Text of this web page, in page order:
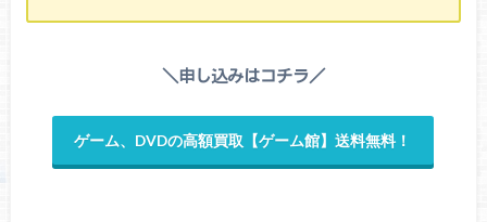
＼申し込みはコチラ／
ゲーム、DVDの高額買取【ゲーム館】送料無料！